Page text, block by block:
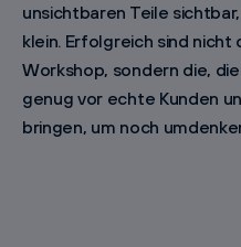
unsichtbaren Teile
klein. Erfolgreich sind
Workshop, sondern die,
genug vor echte Kunden
bringen, um noch